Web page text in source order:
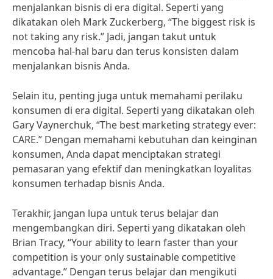
menjalankan bisnis di era digital. Seperti yang
dikatakan oleh Mark Zuckerberg, “The biggest risk is
not taking any risk.” Jadi, jangan takut untuk
mencoba hal-hal baru dan terus konsisten dalam
menjalankan bisnis Anda.
Selain itu, penting juga untuk memahami perilaku
konsumen di era digital. Seperti yang dikatakan oleh
Gary Vaynerchuk, “The best marketing strategy ever:
CARE.” Dengan memahami kebutuhan dan keinginan
konsumen, Anda dapat menciptakan strategi
pemasaran yang efektif dan meningkatkan loyalitas
konsumen terhadap bisnis Anda.
Terakhir, jangan lupa untuk terus belajar dan
mengembangkan diri. Seperti yang dikatakan oleh
Brian Tracy, “Your ability to learn faster than your
competition is your only sustainable competitive
advantage.” Dengan terus belajar dan mengikuti